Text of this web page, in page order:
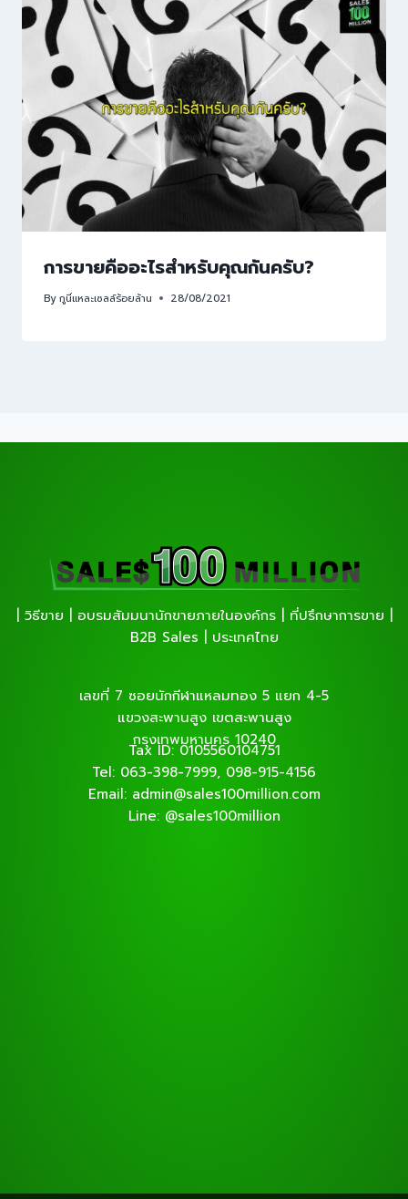
การขายคืออะไรสำหรับคุณกันครับ?
Byกูนี่แหละเซลล์ร้อยล้าน 28/08/2021
| วิธีขาย | อบรมสัมมนานักขายภายในองค์กร | ที่ปรึกษาการขาย |
B2B Sales | ประเทศไทย
เลขที่ 7 ซอยนักกีฬาแหลมทอง 5 แยก 4-5
แขวงสะพานสูง เขตสะพานสูง
กรุงเทพมหานคร 10240
Tax ID: 0105560104751
Tel: 063-398-7999, 098-915-4156
Email: admin@sales100million.com
Line: @sales100million